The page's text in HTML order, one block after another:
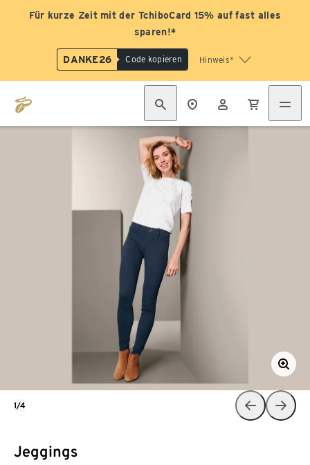
Für kurze Zeit mit der TchiboCard 15% auf fast alles
sparen!*
DANKE26 Code kopieren Hinweis*
Jeggings
1/4